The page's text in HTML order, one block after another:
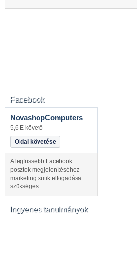
Facebook
NovashopComputers
5,6 E követő
Oldal követése
A legfrissebb Facebook
posztok megjelenítéséhez
marketing sütik elfogadása
szükséges.
Ingyenes tanulmányok